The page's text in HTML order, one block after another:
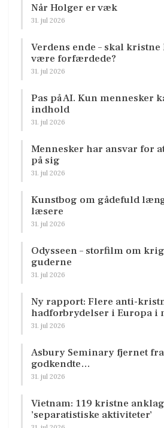
Når Holger er væk
31. jul 2026
Verdens ende – skal
være forfærdede?
31. jul 2026
Pas på AI. Kun mennesker
indhold
31. jul 2026
Mennesker har ansvar for
på sig
31. jul 2026
Kunstbog om gådefuld
læsere
31. jul 2026
Odysseen – storfilm om
guderne
31. jul 2026
Ny rapport: Flere anti-
hadforbrydelser i Europa i
31. jul 2026
Asbury Seminary fjernet fra
godkendte…
31. jul 2026
Vietnam: 119 kristne
’separatistiske aktiviteter’